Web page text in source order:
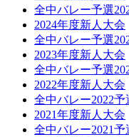
全中バレー予選
2024年度新人大会
全中バレー予選
2023年度新人大会
全中バレー予選
2022年度新人大会
全中バレー2022予
2021年度新人大会
全中バレー2021予